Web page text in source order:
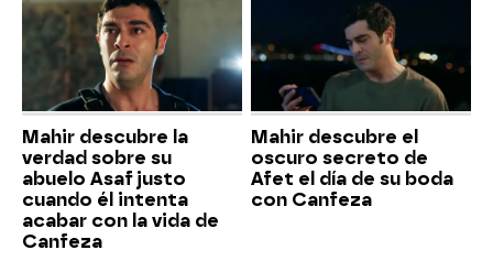
Mahir descubre la
verdad sobre su
abuelo Asaf justo
cuando él intenta
acabar con la vida de
Canfeza
Mahir descubre el
oscuro secreto de
Afet el día de su boda
con Canfeza